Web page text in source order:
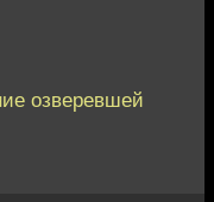
озверевшей